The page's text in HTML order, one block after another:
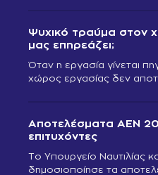
Ψυχικό τραύμα στον
μας επηρεάζει;
Όταν η εργασία γίνεται
χώρος εργασίας δεν
Αποτελέσματα ΑΕΝ
επιτυχόντες
Το Υπουργείο Ναυτιλίας
δημοσιοποίησε τα